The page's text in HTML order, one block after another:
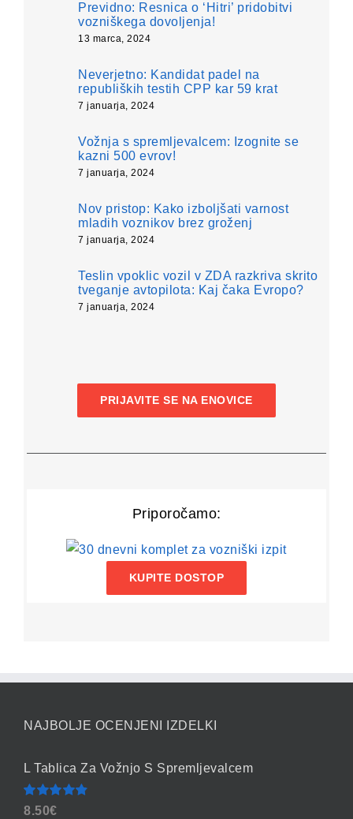
Previdno: Resnica o ‘Hitri’ pridobitvi
vozniškega dovoljenja!
13 marca, 2024
Neverjetno: Kandidat padel na
republiških testih CPP kar 59 krat
7 januarja, 2024
Vožnja s spremljevalcem: Izognite se
kazni 500 evrov!
7 januarja, 2024
Nov pristop: Kako izboljšati varnost
mladih voznikov brez groženj
7 januarja, 2024
Teslin vpoklic vozil v ZDA razkriva skrito
tveganje avtopilota: Kaj čaka Evropo?
7 januarja, 2024
PRIJAVITE SE NA ENOVICE
Priporočamo:
KUPITE DOSTOP
NAJBOLJE OCENJENI IZDELKI
L Tablica Za Vožnjo S Spremljevalcem
Ocenjeno
8.50€